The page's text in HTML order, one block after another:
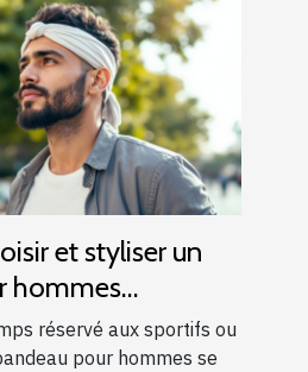
et styliser un
hommes
réservé aux sportifs ou
pour hommes se